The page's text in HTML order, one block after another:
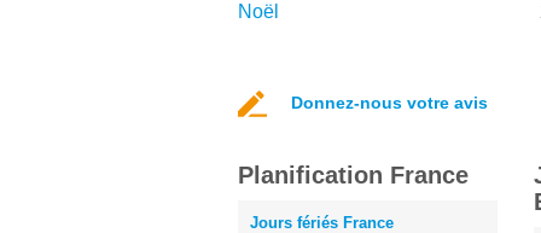
Noël
Donnez-nous votre avis
Planification France
Jours fériés France